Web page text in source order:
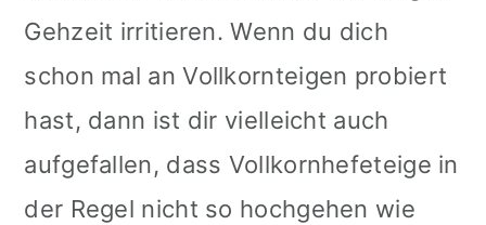
Gehzeit irritieren. Wenn du dich
schon mal an Vollkornteigen probiert
hast, dann ist dir vielleicht auch
aufgefallen, dass Vollkornhefeteige in
der Regel nicht so hochgehen wie